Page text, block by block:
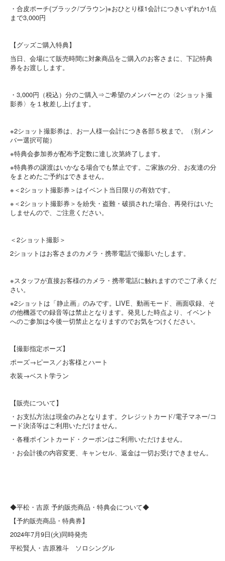
・合皮ポーチ(ブラック/ブラウン)※おひとり様1会計につきいずれか1点
まで​3,000円
【グッズご購入特典】
当日、会場にて販売時間に対象商品をご購入のお客さまに、下記特典
券をお渡しします。
・3,000円（税込）分のご購入⇒ご希望のメンバーとの〈2ショット撮
影券〉を１枚差し上げます。
※2ショット撮影券は、お一人様一会計につき各部５枚まで。（別メン
バー選択可能）
※特典会参加券が配布予定数に達し次第終了します。
※特典券の譲渡はいかなる場合でも禁止です。ご家族の分、お友達の分
をまとめたご予約はできません。
※＜2ショット撮影券＞はイベント当日限りの有効です。
※＜2ショット撮影券＞を紛失・盗難・破損された場合、再発行はいた
しませんので、ご注意ください。
＜2ショット撮影＞
2ショットはお客さまのカメラ・携帯電話で撮影いたします。
※スタッフが直接お客様のカメラ・携帯電話に触れますのでご了承くだ
さい。
※2ショットは「静止画」のみです。LIVE、動画モード、画面収録、そ
の他機器での録音等は禁止となります。発見した時点より、イベント
へのご参加は今後一切禁止となりますのでお気をつけください。
【撮影指定ポーズ】
ポーズ→ピース／お客様とハート
衣装→ベスト学ラン
【販売について】
・お支払方法は現金のみとなります。クレジットカード/電子マネー/コ
ード決済等はご利用いただけません。
・各種ポイントカード・クーポンはご利用いただけません。
・お会計後の内容変更、キャンセル、返金は一切お受けできません。
◆平松・吉原 予約販売商品・特典会について◆
【予約販売商品・特典券】
2024年7月9日(火)同時発売
平松賢人・吉原雅斗 ソロシングル